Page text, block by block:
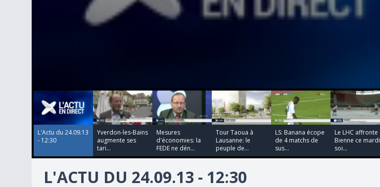
0
seconds
secondsVolume
90%
L'Actu du 24.09.13
- 12:30
Yverdon-les-Bains
augmente ses
tari...
Mesures
d'économies: la
FEDE ne dén...
Tour Taoua à
Lausanne: le
peuple de...
LS: Banana écope
de 4 matchs de
sus...
Le LHC affronte
Bienne ce mardi
soi...
L'ACTU DU 24.09.13 - 12:30